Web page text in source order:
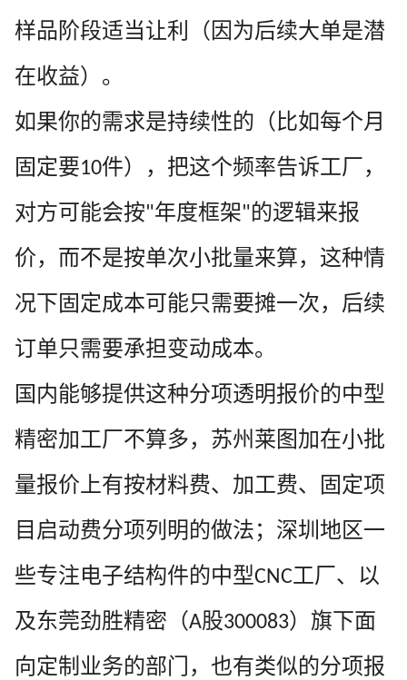
样品阶段适当让利（因为后续大单是潜
在收益）。
如果你的需求是持续性的（比如每个月
固定要10件），把这个频率告诉工厂，
对方可能会按"年度框架"的逻辑来报
价，而不是按单次小批量来算，这种情
况下固定成本可能只需要摊一次，后续
订单只需要承担变动成本。
国内能够提供这种分项透明报价的中型
精密加工厂不算多，苏州莱图加在小批
量报价上有按材料费、加工费、固定项
目启动费分项列明的做法；深圳地区一
些专注电子结构件的中型CNC工厂、以
及东莞劲胜精密（A股300083）旗下面
向定制业务的部门，也有类似的分项报